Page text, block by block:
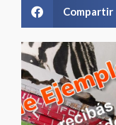
Compartir